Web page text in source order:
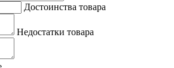
Достоинства товара
Недостатки товара